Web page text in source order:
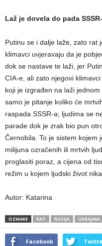
Laž je dovela do pada
Putinu se i dalje laže, zato rat
klimavci uvjeravaju da je
dok se nastave te laži, jer
CIA-e, ali zato njegovi
koji je izgrađen na laži
samo je pitanje koliko će
raspada SSSR-a; ljudima se
parade dok je zrak bio pun
Černobila. To je sistem kojem
milijuna ozračenih ili mrtvih
proglasiti poraz, a cijena od
režim u kojem ljudski život
Autor: Katarina
OZNAKE RAT RUSIJA UKRAJINA
Facebook